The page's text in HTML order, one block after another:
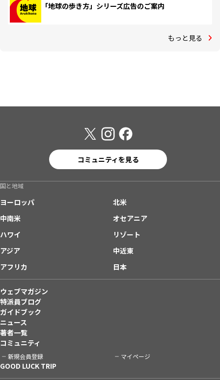
「地球の歩き方」シリーズ広告のご案内
もっと見る
コミュニティを見る
国と地域
ヨーロッパ
北米
中南米
オセアニア
ハワイ
リゾート
アジア
中近東
アフリカ
日本
ウェブマガジン
特派員ブログ
ガイドブック
ニュース
著者一覧
コミュニティ
新規会員登録 マイページ
GOOD LUCK TRIP